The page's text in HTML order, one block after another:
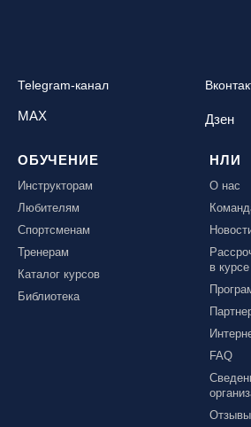
Telegram-канал
MAX Дзен
ОБУЧЕНИЕ
Инструкторам
Любителям
Спортсменам
Тренерам
Каталог курсов
Библиотека
НЛИ
О нас
в курсе
FAQ
Отзывы